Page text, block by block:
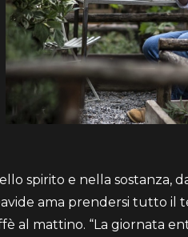
spirito e nella sostanza,
ama prendersi tutto il
al mattino. “La giornata
UNISCITI AL
Iscriviti alla